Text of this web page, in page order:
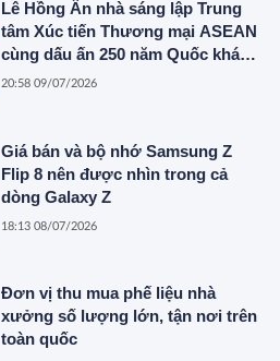
Lê Hồng Ân nhà sáng lập Trung
tâm Xúc tiến Thương mại ASEAN
cùng dấu ấn 250 năm Quốc khánh
Hoa Kỳ
20:58 09/07/2026
Giá bán và bộ nhớ Samsung Z
Flip 8 nên được nhìn trong cả
dòng Galaxy Z
18:13 08/07/2026
Đơn vị thu mua phế liệu nhà
xưởng số lượng lớn, tận nơi trên
toàn quốc